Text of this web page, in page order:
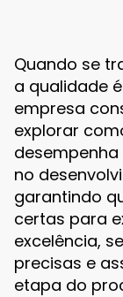
Quando se
a qualidade
empresa
explorar
no
garantindo
certas para
excelência,
precisas e
etapa do